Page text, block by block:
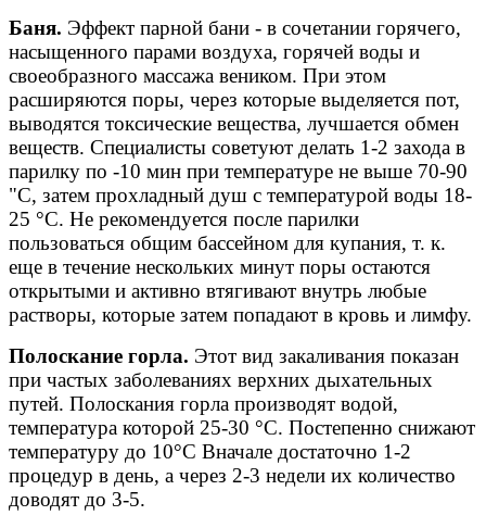
Баня. Эффект парной бани - в сочетании горячего,
насыщенного парами воздуха, горячей воды и
своеобразного массажа веником. При этом
расширяются поры, через которые выделяется пот,
выводятся токсические вещества, лучшается обмен
веществ. Специалисты советуют делать 1-2 захода в
парилку по -10 мин при температуре не выше 70-90
"С, затем прохладный душ с температурой воды 18-
25 °С. Не рекомендуется после парилки
пользоваться общим бассейном для купания, т. к.
еще в течение нескольких минут поры остаются
открытыми и активно втягивают внутрь любые
растворы, которые затем попадают в кровь и лимфу.
Полоскание горла. Этот вид закаливания показан
при частых заболеваниях верхних дыхательных
путей. Полоскания горла производят водой,
температура которой 25-30 °С. Постепенно снижают
температуру до 10°С Вначале достаточно 1-2
процедур в день, а через 2-3 недели их количество
доводят до 3-5.